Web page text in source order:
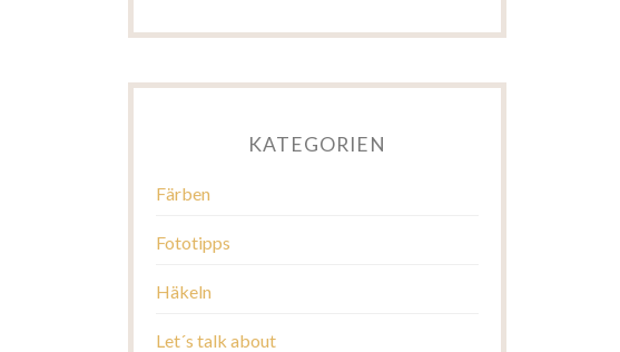
KATEGORIEN
Färben
Fototipps
Häkeln
Let´s talk about